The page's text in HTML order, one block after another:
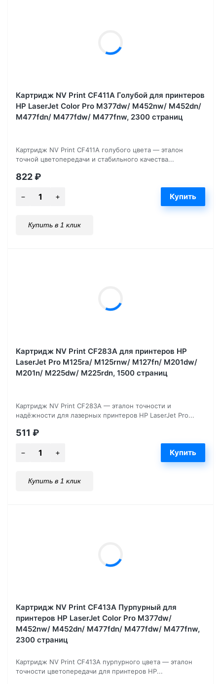
Картридж NV Print CF411A Голубой для принтеров
HP LaserJet Color Pro M377dw/ M452nw/ M452dn/
M477fdn/ M477fdw/ M477fnw, 2300 страниц
Картридж NV Print CF411A голубого цвета — эталон
точной цветопередачи и стабильного качества...
822₽
Купить в 1 клик
Картридж NV Print CF283A для принтеров HP
LaserJet Pro M125ra/ M125rnw/ M127fn/ M201dw/
M201n/ M225dw/ M225rdn, 1500 страниц
Картридж NV Print CF283A — эталон точности и
надёжности для лазерных принтеров HP LaserJet Pro...
511 ₽
Купить в 1 клик
Картридж NV Print CF413A Пурпурный для
принтеров HP LaserJet Color Pro M377dw/
M452nw/ M452dn/ M477fdn/ M477fdw/ M477fnw,
2300 страниц
Картридж NV Print CF413A пурпурного цвета — эталон
точности цветопередачи для принтеров HP...